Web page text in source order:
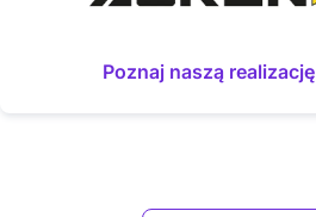
Poznaj naszą realizację